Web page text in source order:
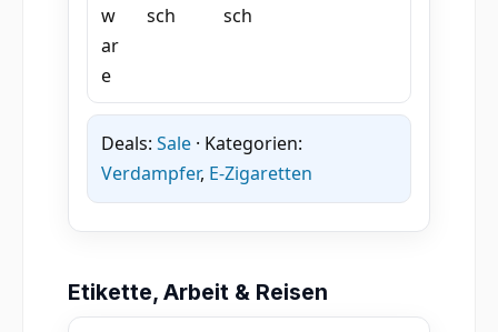
w
ar
e
sch
sch
Deals:Sale · Kategorien:
Verdampfer, E-Zigaretten
Etikette, Arbeit & Reisen